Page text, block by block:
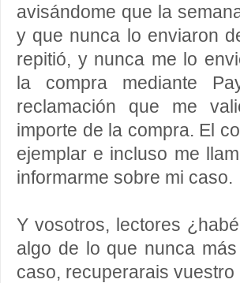
avisándome que la
y que nunca lo enviaron
repitió, y nunca me lo
la compra mediante
reclamación que me
importe de la compra. El
ejemplar e incluso me
informarme sobre mi caso.
Y vosotros, lectores
algo de lo que nunca
caso, recuperarais vuestro